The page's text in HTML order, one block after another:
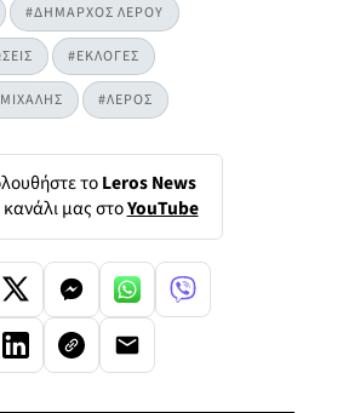
#ΔΗΜΑΡΧΟΣ ΛΕΡΟΥ
#ΕΚΛΟΓΕΣ
#ΛΕΡΟΣ
τοLeros News
μας στοYouTube